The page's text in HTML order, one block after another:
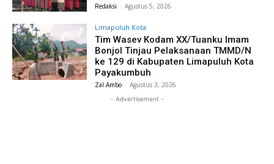
Redaksi - Agustus 5, 2026
Limapuluh Kota
Tim Wasev Kodam XX/Tuanku Imam
Bonjol Tinjau Pelaksanaan TMMD/N
ke 129 di Kabupaten Limapuluh Kota
Payakumbuh
Zal Ambo - Agustus 3, 2026
- Advertisement -